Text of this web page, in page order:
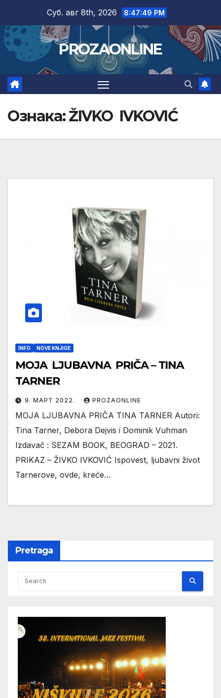
content
Суб. авг 8th, 2026 8:47:49 PM
PROZAONLINE
Ознака:ŽIVKO IVKOVIĆ
INFO NOVE KNJIGE
MOJA LJUBAVNA PRIČA – TINA
TARNER
9. МАРТ 2022. PROZAONLINE
MOJA LJUBAVNA PRIČA TINA TARNER Autori:
Tina Tarner, Debora Dejvis i Dominik Vuhman
Izdavač : SEZAM BOOK, BEOGRAD – 2021.
PRIKAZ – ŽIVKO IVKOVIĆ Ispovest, ljubavni život
Tarnerove, ovde, kreće…
Pretraga